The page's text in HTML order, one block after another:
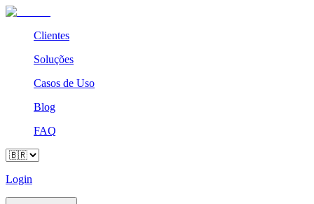
Clientes
Soluções
Casos de Uso
Blog
FAQ
Login